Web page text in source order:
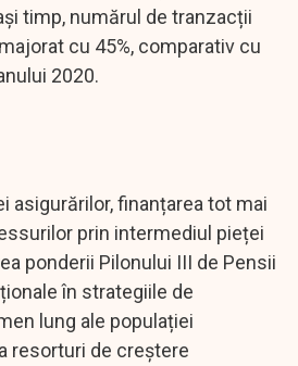
timp, numărul de tranzacții
cu 45%, comparativ cu
2020.
asigurărilor, finanțarea tot mai
prin intermediul pieței
ponderii Pilonului III de Pensii
în strategiile de
lung ale populației
resorturi de creștere